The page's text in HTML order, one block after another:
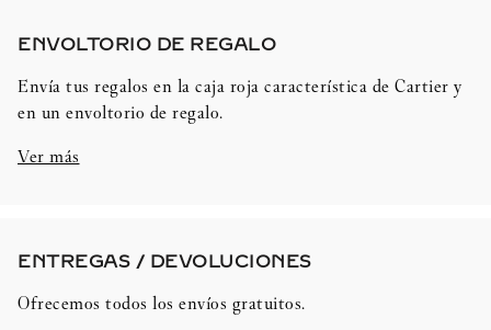
ENVOLTORIO DE REGALO​
Envía tus regalos en la caja roja característica de Cartier y
en un envoltorio de regalo.
Ver más
ENTREGAS / DEVOLUCIONES​
Ofrecemos todos los envíos gratuitos.